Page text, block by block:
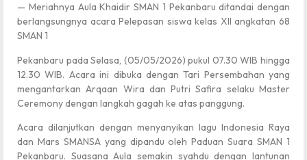
— Meriahnya Aula Khaidir SMAN 1 Pekanbaru ditandai dengan
berlangsungnya acara Pelepasan siswa kelas XII angkatan 68
SMAN 1
Pekanbaru pada Selasa, (05/05/2026) pukul 07.30 WIB hingga
12.30 WIB. Acara ini dibuka dengan Tari Persembahan yang
mengantarkan Arqaan Wira dan Putri Safira selaku Master
Ceremony dengan langkah gagah ke atas panggung.
Acara dilanjutkan dengan menyanyikan lagu Indonesia Raya
dan Mars SMANSA yang dipandu oleh Paduan Suara SMAN 1
Pekanbaru. Suasana Aula semakin syahdu dengan lantunan